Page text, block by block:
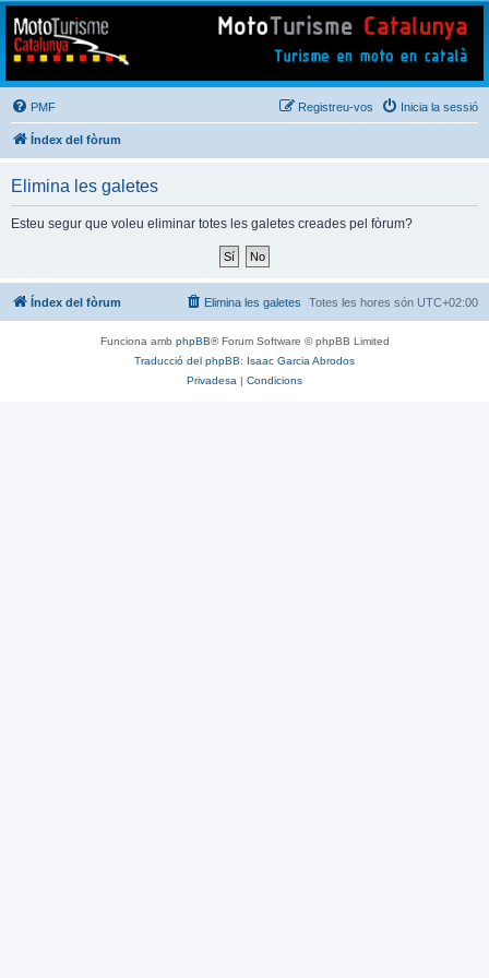
Mototurisme
Turisme en moto en català
PMF Inicia la sessió
Registreu-vos
Índex del fòrum
Elimina les galetes
Esteu segur que voleu eliminar totes les galetes creades pel fòrum?
Índex del fòrum Totes les hores són UTC+02:00
Elimina les galetes
Funciona amb phpBB® Forum Software © phpBB Limited
Traducció del phpBB: Isaac Garcia Abrodos
Privadesa | Condicions